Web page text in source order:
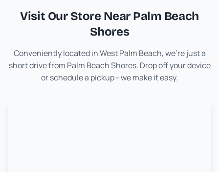
Visit Our Store Near Palm Beach
Shores
Conveniently located in West Palm Beach, we're just a
short drive from Palm Beach Shores. Drop off your device
or schedule a pickup - we make it easy.